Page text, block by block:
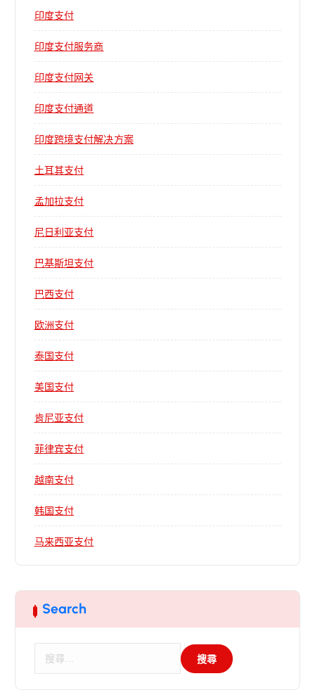
印度支付
印度支付服务商
印度支付网关
印度支付通道
印度跨境支付解决方案
土耳其支付
孟加拉支付
尼日利亚支付
巴基斯坦支付
巴西支付
欧洲支付
泰国支付
美国支付
肯尼亚支付
菲律宾支付
越南支付
韩国支付
马来西亚支付
Search